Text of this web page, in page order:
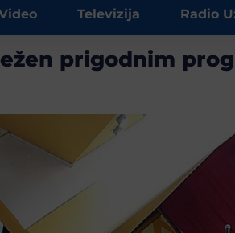
Televizija Radio
prigodnim